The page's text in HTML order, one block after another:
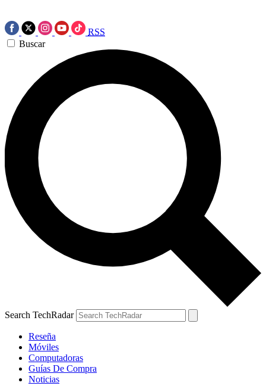
RSS
Buscar
Search TechRadar
Reseña
Móviles
Computadoras
Guías De Compra
Noticias